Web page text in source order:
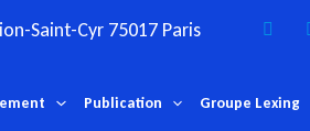
Saint-Cyr 75017 Paris
Publication Groupe Lexing